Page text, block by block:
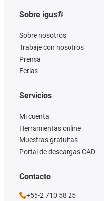
Sobre igus®
Sobre nosotros
Trabaje con nosotros
Prensa
Ferias
Servicios
Mi cuenta
Herramientas online
Muestras gratuitas
Portal de descargas CAD
Contacto
+56-2 710 58 25